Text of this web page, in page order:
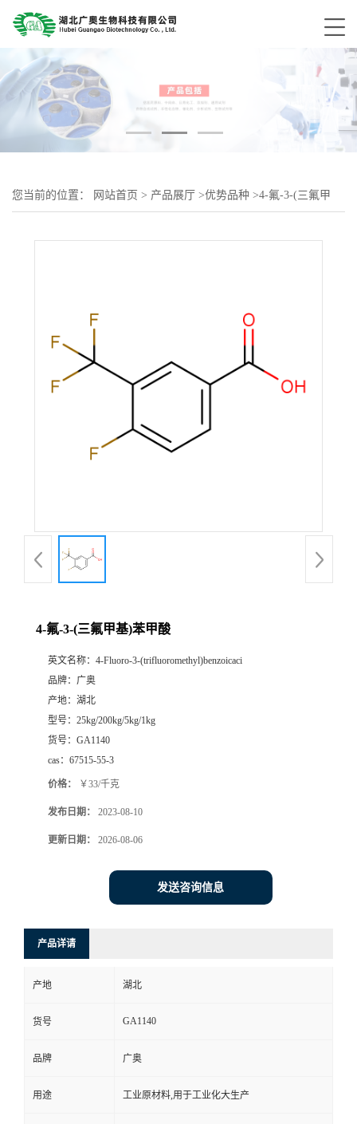
您当前的位置： 网站首页 > 产品展厅 >优势品种 >4-氟-3-(三氟甲
4-氟-3-(三氟甲基)苯甲酸
英文名称： 4-Fluoro-3-(trifluoromethyl)benzoicaci
品牌： 广奥
产地： 湖北
型号： 25kg/200kg/5kg/1kg
货号： GA1140
cas： 67515-55-3
价格： ￥33/千克
发布日期： 2023-08-10
更新日期： 2026-08-06
发送咨询信息
产品详请
产地 湖北
货号 GA1140
品牌 广奥
用途 工业原材料,用于工业化大生产